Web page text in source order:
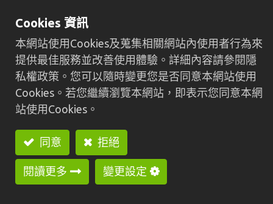
04 如何選擇合適的機床類型
05 結語
隨著現代工業零件對複雜幾何形狀與更嚴格公差的
要求日益提高，製造廠面臨著必須在極致化整體效
率的同時，交付絕不妥協之精密度的巨大壓力。為
了滿足這些嚴苛的生產需求，越來越多製造商正積
極評估與比較機床性能，以升級並改善其生產線。
Cookies 資訊
本網站使用Cookies及蒐集相關網站內使用者行為來
提供最佳服務並改善使用體驗。詳細內容請參閱隱
私權政策。您可以隨時變更您是否同意本網站使用
Cookies。若您繼續瀏覽本網站，即表示您同意本網
站使用Cookies。
同意 拒絕
閱讀更多 變更設定